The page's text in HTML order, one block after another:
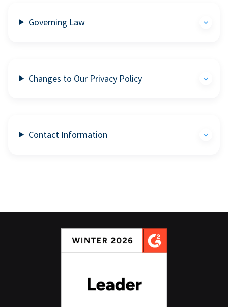
Governing Law
Changes to Our Privacy Policy
Contact Information